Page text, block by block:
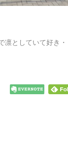
凛としていて好き・